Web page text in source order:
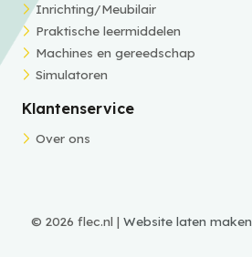
Inrichting/Meubilair
Praktische leermiddelen
Machines en gereedschap
Simulatoren
Klantenservice
Over ons
© 2026 flec.nl | Website laten maken